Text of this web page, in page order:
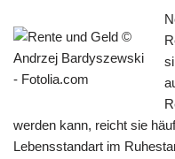
werden kann, reicht sie
Lebensstandart im